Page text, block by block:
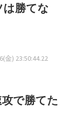
勝てな
金) 23:50:44.22
で勝てた